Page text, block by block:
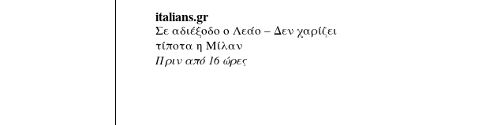
italians.gr
Σε αδιέξοδο ο Λεάο – Δεν χαρίζει
τίποτα η Μίλαν
Πριν από 16 ώρες